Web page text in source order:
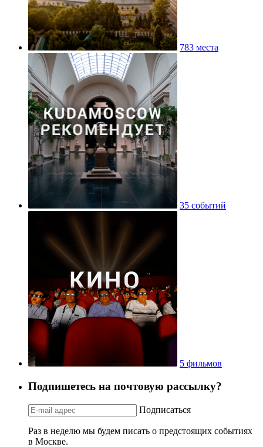
783 места
35 событий
5 фильмов
Подпишетесь на почтовую рассылку?
Подписаться
Раз в неделю мы будем писать о предстоящих событиях
в Москве.